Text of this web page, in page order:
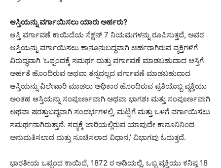
ಆಸ್ತಿಯನ್ನು ವರ್ಗಾಯಿಸಲು ಯಾರು ಅರ್ಹರು?
ಆಸ್ತಿ ವರ್ಗಾವಣೆ ಕಾಯಿದೆಯ ಸೆಕ್ಷನ್ 7 ನಿಯಮಗಳನ್ನು ರೂಪಿಸುತ್ತದೆ, ಅವರ
ಆಸ್ತಿಯನ್ನು ವರ್ಗಾಯಿಸಲು ಕಾನೂನುಬದ್ಧವಾಗಿ ಅರ್ಹರಾಗಿರುವ ವ್ಯಕ್ತಿಗಳಿಗೆ
ವಿರುದ್ಧವಾಗಿ ‘ಒಪ್ಪಂದಕ್ಕೆ ಸಮರ್ಥ ಮತ್ತು ವರ್ಗಾವಣೆ ಮಾಡಬಹುದಾದ ಆಸ್ತಿಗೆ
ಅರ್ಹತೆ ಹೊಂದಿರುವ ಅಥವಾ ತನ್ನದಲ್ಲದ ವರ್ಗಾವಣೆ ಮಾಡಬಹುದಾದ
ಆಸ್ತಿಯನ್ನು ವಿಲೇವಾರಿ ಮಾಡಲು ಅಧಿಕಾರ ಹೊಂದಿರುವ ಪ್ರತಿಯೊಬ್ಬ ವ್ಯಕ್ತಿಯು
ಅಂತಹ ಆಸ್ತಿಯನ್ನು ಸಂಪೂರ್ಣವಾಗಿ ಅಥವಾ ಭಾಗಶಃ ಮತ್ತು ಸಂಪೂರ್ಣವಾಗಿ
ಅಥವಾ ಷರತ್ತುಬದ್ಧವಾಗಿ ಸಂದರ್ಭಗಳಲ್ಲಿ, ಮಟ್ಟಿಗೆ ಮತ್ತು ಒಳಗೆ ವರ್ಗಾಯಿಸಲು
ಸಮರ್ಥನಾಗಿರುತ್ತಾನೆ. ಸದ್ಯಕ್ಕೆ ಜಾರಿಯಲ್ಲಿರುವ ಯಾವುದೇ ಕಾನೂನಿನಿಂದ
ಅನುಮತಿಸಲಾದ ಮತ್ತು ಸೂಚಿಸಲಾದ ವಿಧಾನ,’ ವಿಭಾಗವು ಓದುತ್ತದೆ.
ಭಾರತೀಯ ಒಪ್ಪಂದ ಕಾಯಿದೆ, 1872 ರ ಅಡಿಯಲ್ಲಿ, ಒಬ್ಬ ವ್ಯಕ್ತಿಯು ಕನಿಷ್ಠ 18